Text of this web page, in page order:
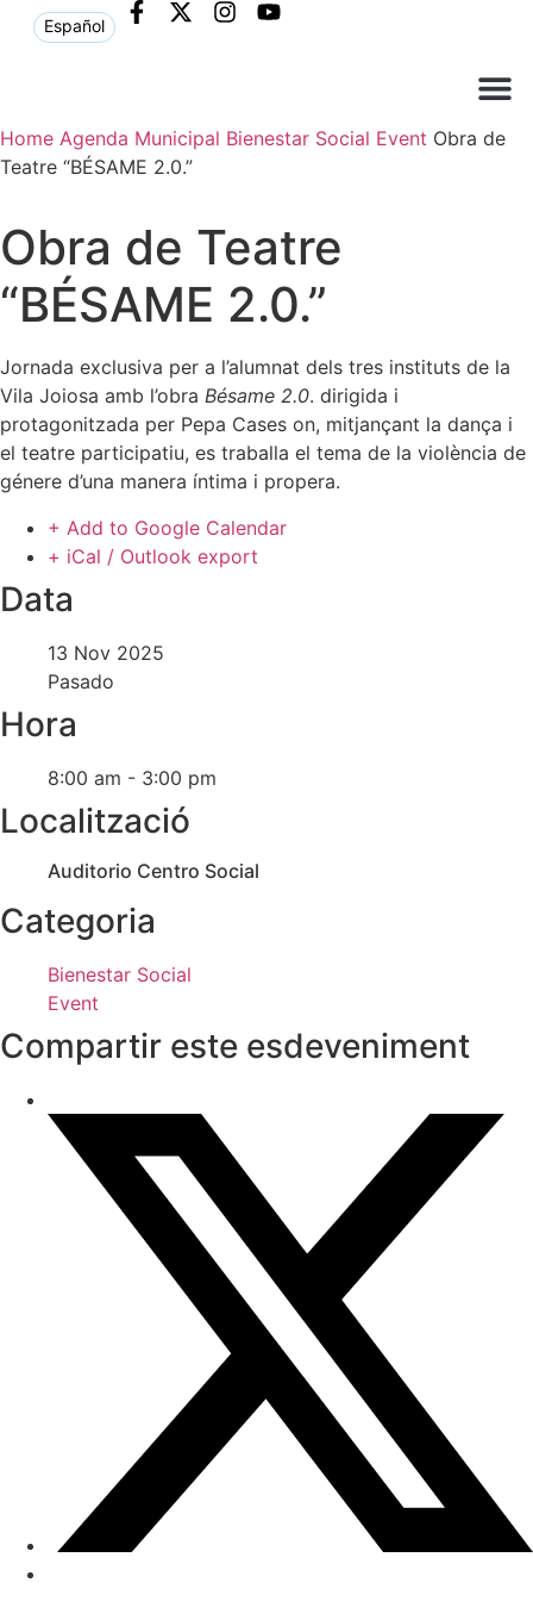
Español
Home Agenda Municipal Bienestar Social Event Obra de
Teatre “BÉSAME 2.0.”
Obra de Teatre
“BÉSAME 2.0.”
Jornada exclusiva per a l’alumnat dels tres instituts de la
Vila Joiosa amb l’obra Bésame 2.0. dirigida i
protagonitzada per Pepa Cases on, mitjançant la dança i
el teatre participatiu, es traballa el tema de la violència de
génere d’una manera íntima i propera.
+ Add to Google Calendar
+ iCal / Outlook export
Data
13 Nov 2025
Pasado
Hora
8:00 am - 3:00 pm
Localització
Auditorio Centro Social
Categoria
Bienestar Social
Event
Compartir este esdeveniment